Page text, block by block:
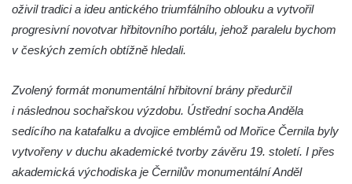
náměstí v Českých Budějovicích
Socha Tornádo v parku na Senovážném
Sousoší Humanoidi na Lannově třídě v
Českých Budějovicích
Pomník Vojtěcha Adalberta Lanny v parku
Na Sadech v Českých Budějovicích
Pomník Přemysla Otakara II. v parku Na
oživil tradici a ideu antického triumfálního oblouku a vytvořil
progresivní novotvar hřbitovního portálu, jehož paralelu bychom
v českých zemích obtížně hledali.
Zvolený formát monumentální hřbitovní brány předurčil
i následnou sochařskou výzdobu. Ústřední socha Anděla
sedícího na katafalku a dvojice emblémů od Mořice Černila byly
vytvořeny v duchu akademické tvorby závěru 19. století. I přes
akademická východiska je Černilův monumentální Anděl